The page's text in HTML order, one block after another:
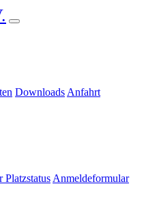
Downloads Anfahrt
Platzstatus Anmeldeformular